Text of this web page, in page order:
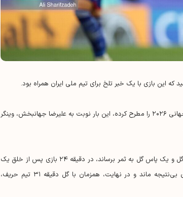
پس از مصدومیت شدید شب گذشته علی قلی‌زاده که احتمال دوری او از جام جهانی ۲۰۲۶ را مطرح کرده، این بار نوبت به علیرضا جهانبخش، وینگر
جهانبخش که در پنج بازی اخیر تیمش حضور ثابت داشته و توانسته بود یک گل و یک پاس گل به ثمر برساند، در دقیقه ۲۴ بازی پس از خلق یک
موقعیت خطرناک، دچار مصدومیت از ناحیه پا شد. تلاش او برای ادامه بازی بی‌نتیجه ماند و در نهایت، همزمان با گل دقیقه ۳۱ تیم حریف،